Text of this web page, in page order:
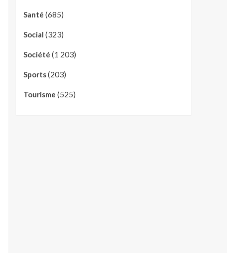
Santé (685)
Social (323)
Société (1 203)
Sports(203)
Tourisme (525)